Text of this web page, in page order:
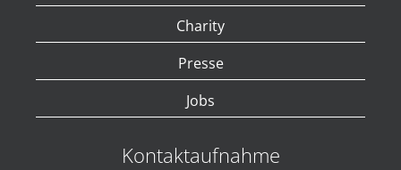
Charity
Presse
Jobs
Kontaktaufnahme